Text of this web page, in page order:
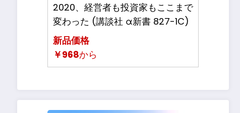
2020、経営者も投資家もここまで
変わった (講談社 α新書 827-1C)
新品価格
￥968から